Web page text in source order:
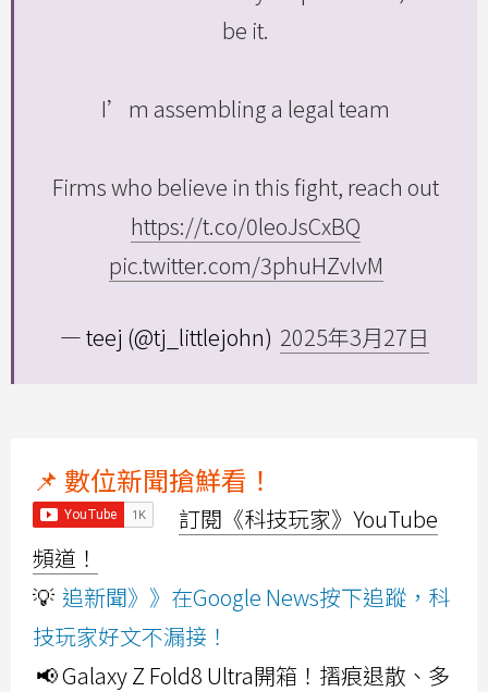
be it.
I’m assembling a legal team
Firms who believe in this fight, reach out
https://t.co/0leoJsCxBQ
pic.twitter.com/3phuHZvIvM
— teej (@tj_littlejohn) 2025年3月27日
📌 數位新聞搶鮮看！
訂閱《科技玩家》YouTube
頻道！
💡 追新聞》》在Google News按下追蹤，科
技玩家好文不漏接！
📢 Galaxy Z Fold8 Ultra開箱！摺痕退散、多